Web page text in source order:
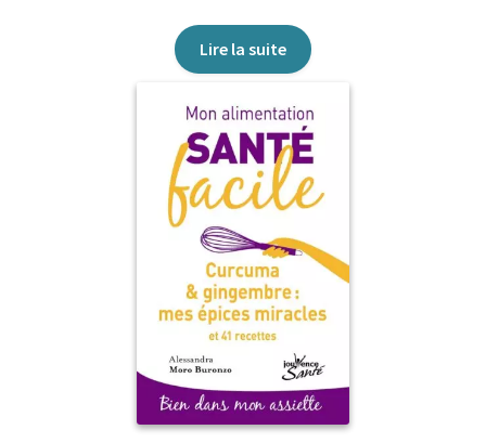
Lire la suite